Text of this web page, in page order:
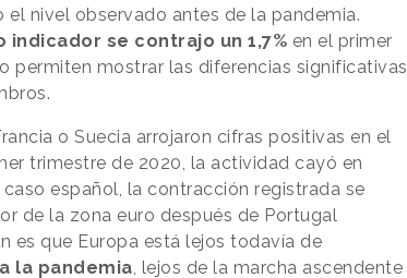
nivel observado antes de la pandemia.
indicador se contrajo un 1,7% en el primer
permiten mostrar las diferencias significativas
o Suecia arrojaron cifras positivas en el
trimestre de 2020, la actividad cayó en
caso español, la contracción registrada se
de la zona euro después de Portugal
es que Europa está lejos todavía de
la pandemia , lejos de la marcha ascendente